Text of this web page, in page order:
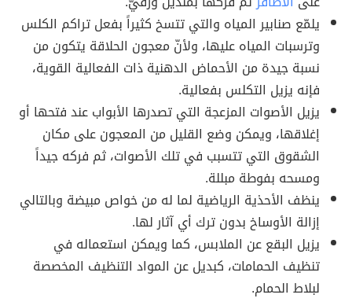
يلمّع صنابير المياه والتي تتسخ كثيراً بفعل تراكم الكلس
وترسبات المياه عليها، ولأنّ معجون الحلاقة يتكون من
نسبة جيدة من الأحماض الدهنية ذات الفعالية القوية،
فإنه يزيل التكلس بفعالية.
يزيل الأصوات المزعجة التي تصدرها الأبواب عند فتحها أو
إغلاقها، ويمكن وضع القليل من المعجون على مكان
الشقوق التي تتسبب في تلك الأصوات، ثم فركه جيداً
ومسحه بفوطة مبللة.
ينظف الأحذية الرياضية لما له من خواص مبيضة وبالتالي
إزالة الأوساخ بدون ترك أي آثار لها.
يزيل البقع عن الملابس، كما ويمكن استعماله في
تنظيف الحمامات، كبديل عن المواد التنظيف المخصصة
لبلاط الحمام.